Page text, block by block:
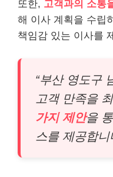
또한, 고객과의 소통
해 이사 계획을 수립
책임감 있는 이사를
“부산 영도구
고객 만족을
가지 제안을
스를 제공합니